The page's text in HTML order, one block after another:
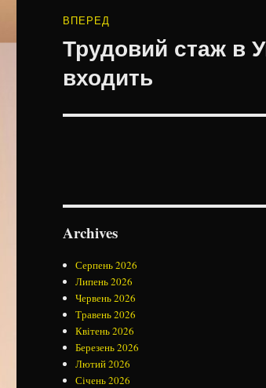
ВПЕРЕД
Наступний
запис:
Трудовий стаж в
входить
Archives
Серпень 2026
Липень 2026
Червень 2026
Травень 2026
Квітень 2026
Березень 2026
Лютий 2026
Січень 2026